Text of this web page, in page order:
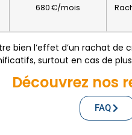
680 €/mois
bien l’effet d’un rachat
surtout en cas de
Découvrez nos
FAQ